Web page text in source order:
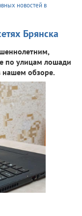
новостей в
Брянска
по улицам лошади
нашем обзоре.